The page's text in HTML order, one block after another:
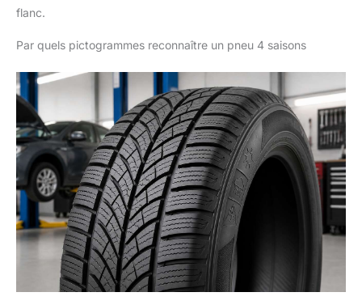
flanc.
Par quels pictogrammes reconnaître un pneu 4 saisons